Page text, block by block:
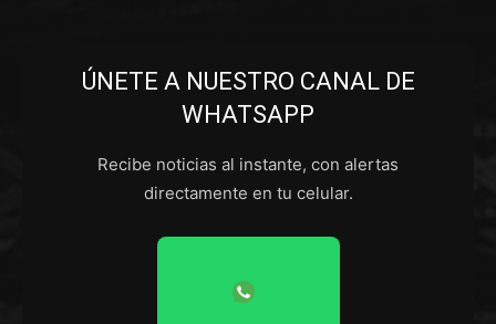
ÚNETE A NUESTRO CANAL DE
WHATSAPP
Recibe noticias al instante, con alertas
directamente en tu celular.